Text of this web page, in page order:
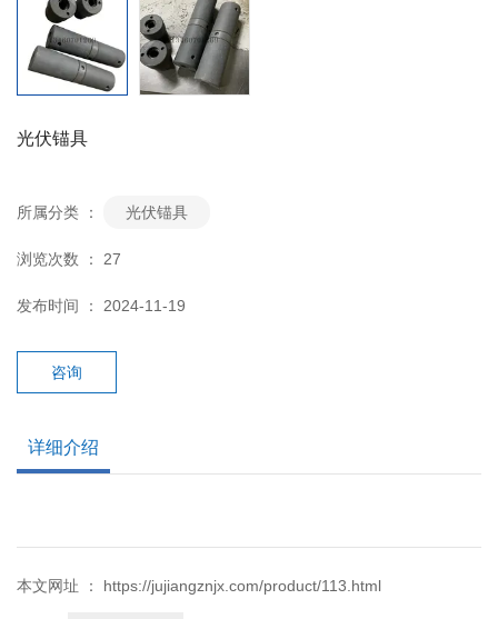
光伏锚具
所属分类 ： 光伏锚具
浏览次数 ： 27
发布时间 ： 2024-11-19
咨询
详细介绍
本文网址 ： https://jujiangznjx.com/product/113.html